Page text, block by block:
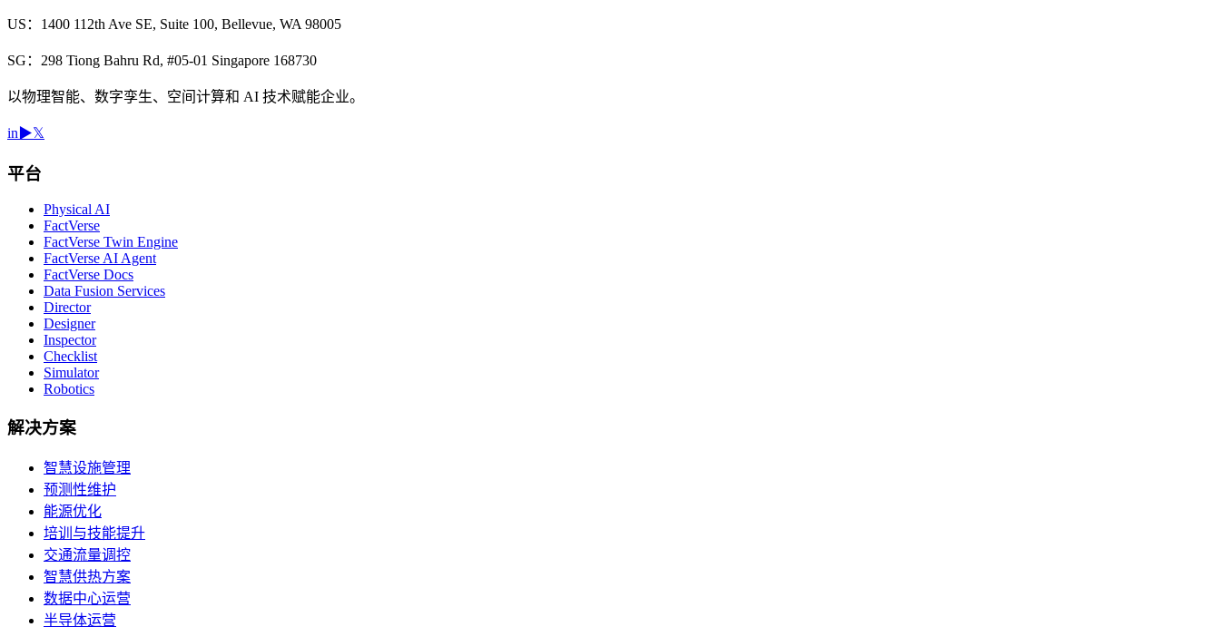
US：1400 112th Ave SE, Suite 100, Bellevue, WA 98005
SG：298 Tiong Bahru Rd, #05-01 Singapore 168730
以物理智能、数字孪生、空间计算和 AI 技术赋能企业。
in ▶𝕏
平台
Physical AI
FactVerse
FactVerse Twin Engine
FactVerse AI Agent
FactVerse Docs
Data Fusion Services
Director
Designer
Inspector
Checklist
Simulator
Robotics
解决方案
智慧设施管理
预测性维护
能源优化
培训与技能提升
交通流量调控
智慧供热方案
数据中心运营
半导体运营